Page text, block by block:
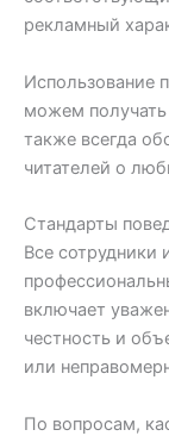
рекламный
Использование
можем
также всегда
читателей о
Стандарты
Все сотрудники
включает
честность и
или
По вопросам,